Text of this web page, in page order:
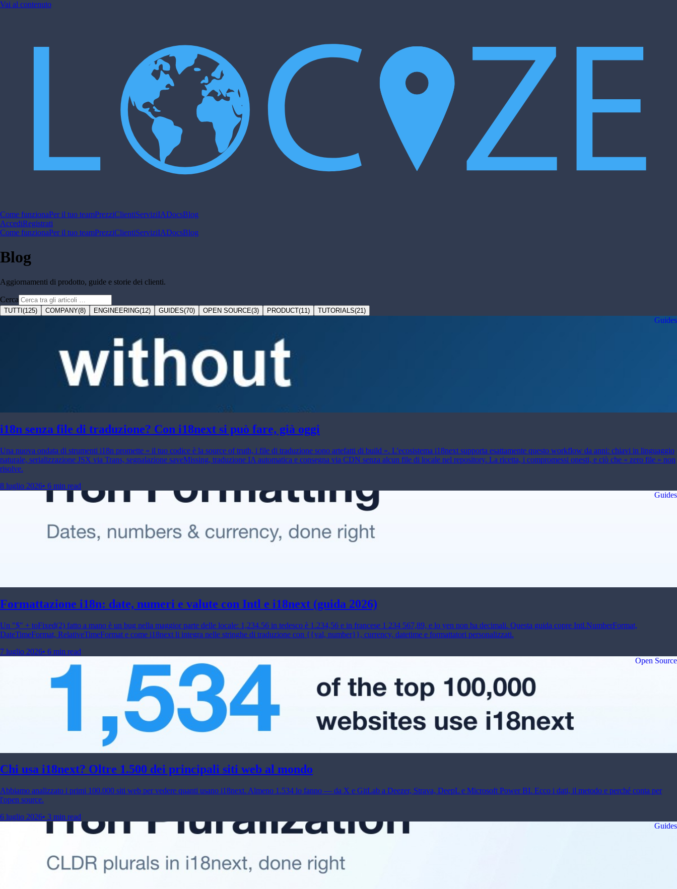
Vai al contenuto
Come funzionaPer il tuo teamPrezziClientiServiziIADocsBlog
AccediRegistrati
Come funzionaPer il tuo teamPrezziClientiServiziIADocsBlog
Blog
Aggiornamenti di prodotto, guide e storie dei clienti.
Cerca
TUTTI (125) COMPANY(8) ENGINEERING(12) GUIDES(70) OPEN SOURCE(3) PRODUCT(11 ) TUTORIALS(21 )
Guides
i18n senza file di traduzione? Con i18next si può fare, già oggi
Una nuova ondata di strumenti i18n promette « il tuo codice è la source of truth, i file di traduzione sono artefatti di build ». L'ecosistema i18next supporta esattamente questo workflow da anni: chiavi in linguaggio
naturale, serializzazione JSX via Trans, segnalazione saveMissing, traduzione IA automatica e consegna via CDN senza alcun file di locale nel repository. La ricetta, i compromessi onesti, e ciò che « zero file » non
risolve.
8 luglio 2026• 6 min read
Guides
Formattazione i18n: date, numeri e valute con Intl e i18next (guida 2026)
Un "$" + toFixed(2) fatto a mano è un bug nella maggior parte delle locale: 1,234.56 in tedesco è 1.234,56 e in francese 1 234 567,89, e lo yen non ha decimali. Questa guida copre Intl.NumberFormat,
DateTimeFormat, RelativeTimeFormat e come i18next li integra nelle stringhe di traduzione con {{val, number}}, currency, datetime e formattatori personalizzati.
7 luglio 2026• 6 min read
Open Source
Chi usa i18next? Oltre 1.500 dei principali siti web al mondo
Abbiamo analizzato i primi 100.000 siti web per vedere quanti usano i18next. Almeno 1.534 lo fanno — da X e GitLab a Deezer, Strava, DeepL e Microsoft Power BI. Ecco i dati, il metodo e perché conta per
l'open source.
6 luglio 2026• 3 min read
Guides